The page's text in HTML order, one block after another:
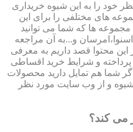
خود را به این شیوه خریداری
های مختلفی را برای این
ها که شما می توانید
و...به آن مراجعه
محتوا قصد داریم به معرفی
و شرایط خرید اقساطی
شما هم تمایل دارید محصولات
شیوه و از وب سایت مورد نظر
می کند؟